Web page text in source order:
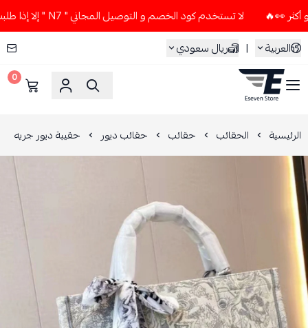
لا تستخدم كود الخصم و التوصيل المجاني " N7 " إلا إذا طلبت قطعتين أو أكثر 👀🔥
العربية
| ريال سعودي
ESEVEN STORE
0
الرئيسية الحقائب حقائب حقائب ديور حقيبة ديور جريه